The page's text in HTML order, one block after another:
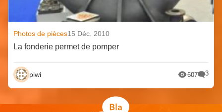
Photos de pièces15 Déc. 2010
La fonderie permet de pomper
piwi 607 3